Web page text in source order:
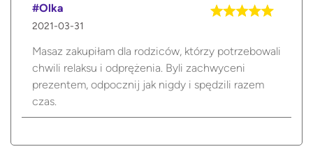
#Olka
2021-03-31
Masaz zakupiłam dla rodziców, którzy potrzebowali
chwili relaksu i odprężenia. Byli zachwyceni
prezentem, odpocznij jak nigdy i spędzili razem
czas.